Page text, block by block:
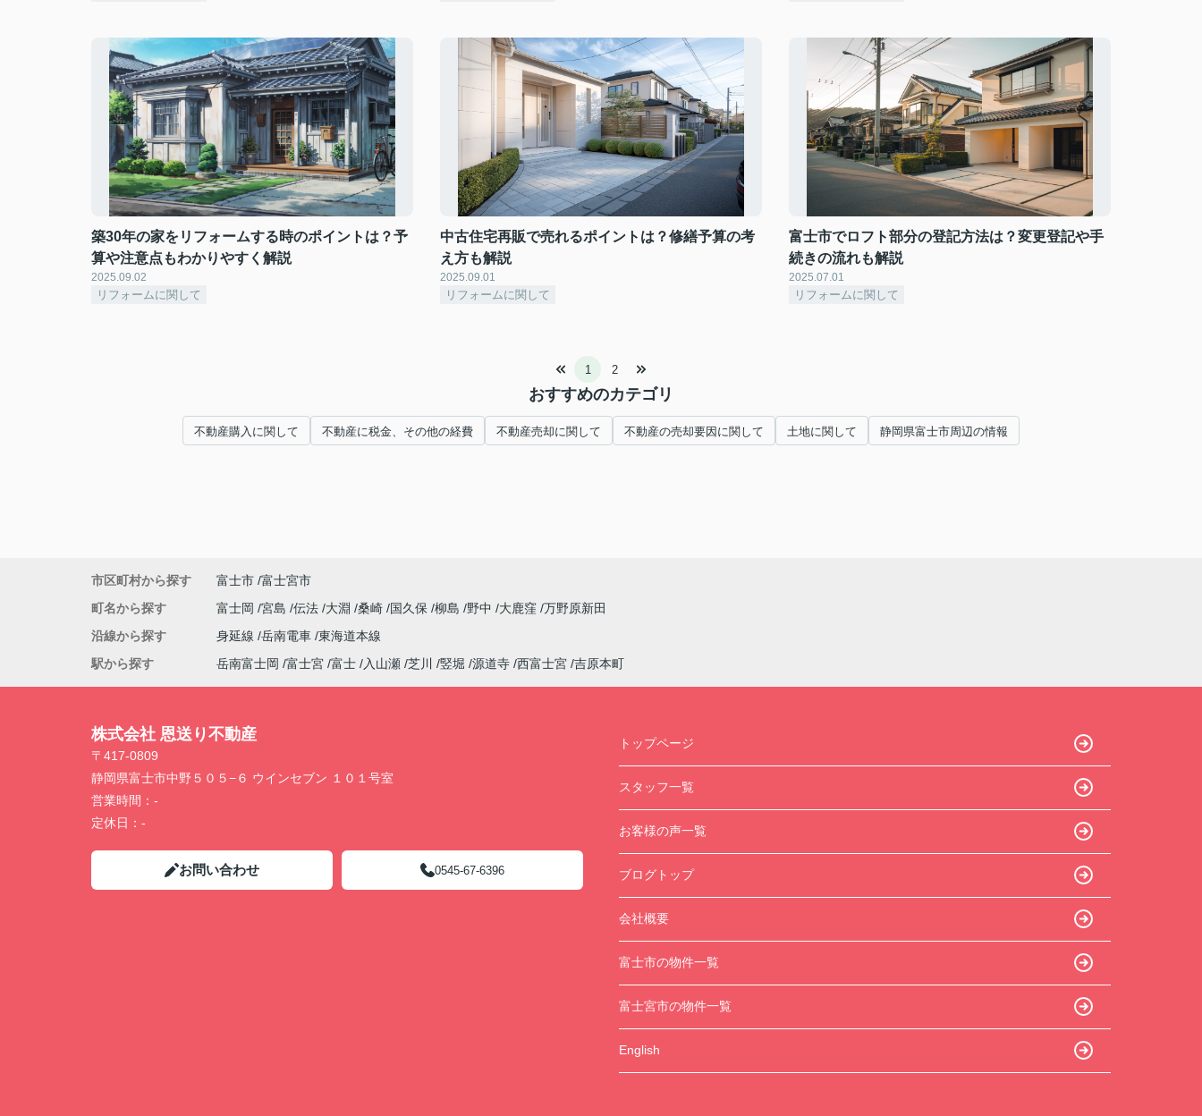
築30年の家をリフォームする時のポイントは？予
算や注意点もわかりやすく解説
2025.09.02
リフォームに関して
中古住宅再販で売れるポイントは？修繕予算の考
え方も解説
2025.09.01
リフォームに関して
富士市でロフト部分の登記方法は？変更登記や手
続きの流れも解説
2025.07.01
リフォームに関して
1 2
おすすめのカテゴリ
不動産購入に関して 不動産に税金、その他の経費 不動産売却に関して 不動産の売却要因に関して 土地に関して 静岡県富士市周辺の情報
市区町村から探す 富士市 富士宮市
町名から探す
富士岡 宮島 伝法 大淵 桑崎 国久保 柳島 野中 大鹿窪 万野原新田
沿線から探す
身延線 岳南電車 東海道本線
駅から探す
岳南富士岡 富士宮 富士 入山瀬 芝川 竪堀 源道寺 西富士宮 吉原本町
株式会社 恩送り不動産
〒417-0809
静岡県富士市中野５０５−６ ウインセブン １０１号室
営業時間： -
定休日： -
お問い合わせ 0545-67-6396
トップページ
スタッフ一覧
お客様の声一覧
ブログトップ
会社概要
富士市の物件一覧
富士宮市の物件一覧
English